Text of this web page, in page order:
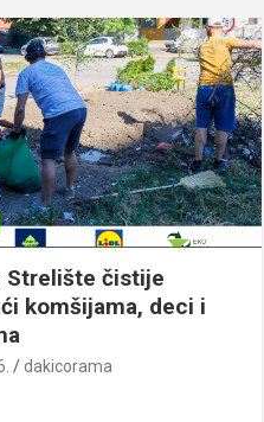
Strelište čistije
komšijama, deci i
dakicorama